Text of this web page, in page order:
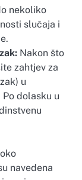
nekoliko
slučaja i
Nakon što
zahtjev za
u
dolasku u
navedena